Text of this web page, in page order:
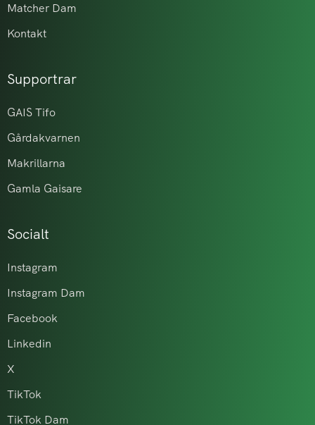
Matcher Dam
Kontakt
Supportrar
GAIS Tifo
Gårdakvarnen
Makrillarna
Gamla Gaisare
Socialt
Instagram
Instagram Dam
Facebook
Linkedin
X
TikTok
TikTok Dam